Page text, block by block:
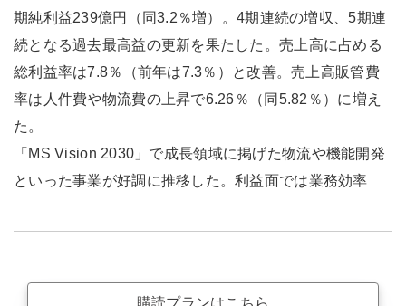
期純利益239億円（同3.2％増）。4期連続の増収、5期連
続となる過去最高益の更新を果たした。売上高に占める
総利益率は7.8％（前年は7.3％）と改善。売上高販管費
率は人件費や物流費の上昇で6.26％（同5.82％）に増え
た。
「MS Vision 2030」で成長領域に掲げた物流や機能開発
といった事業が好調に推移した。利益面では業務効率